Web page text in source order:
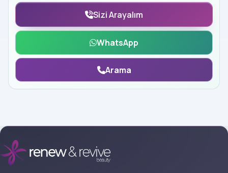
Sizi Arayalım
WhatsApp
Arama